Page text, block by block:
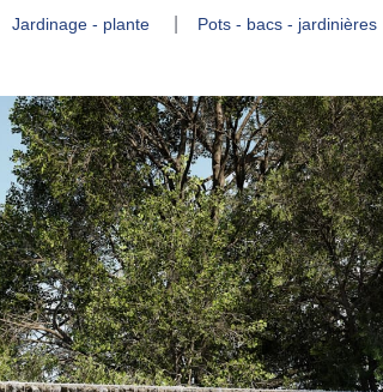
jardinage - plante pots - bacs - jardinières